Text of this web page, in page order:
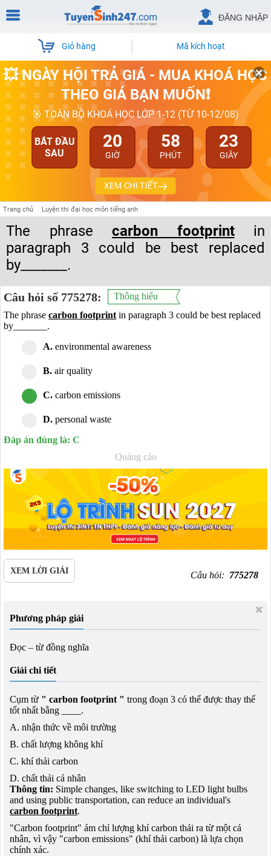
ĐĂNG NHẬP
Giỏ hàng Mã kích hoạt
💥 NGÀY HỘI TRẢ GIÁ - MUA KHOÁ HỌC
THEO GIÁ BẠN MUỐN❗
🎯 TOÀN BỘ KHOÁ HỌC LỚP 1-12 (TỪ 10-12/08)
BẮT ĐẦU
SAU
20
GIỜ
58
PHÚT
22
GIÂY
XEM CHI TIẾT
Trang chủ Luyện thi đại học môn tiếng anh
The phrase carbon footprintin
paragraph 3 could be best replaced
by_______.
Câu hỏi số 775278:
Thông hiểu
The phrase carbon footprint in paragraph 3 could be best replaced
by_______.
A. environmental awareness
B. air quality
C. carbon emissions
D. personal waste
Đáp án đúng là: C
Quảng cáo
XEM LỜI GIẢI Câu hỏi: 775278
Phương pháp giải
Đọc – từ đồng nghĩa
Giải chi tiết
Cụm từ " carbon footprint " trong đoạn 3 có thể được thay thế
tốt nhất bằng ____.
A. nhận thức về môi trường
B. chất lượng không khí
C. khí thải carbon
D. chất thải cá nhân
Thông tin: Simple changes, like switching to LED light bulbs
and using public transportation, can reduce an individual's
carbon footprint.
"Carbon footprint" ám chỉ lượng khí carbon thải ra từ một cá
nhân, vì vậy "carbon emissions" (khí thải carbon) là lựa chọn
chính xác.